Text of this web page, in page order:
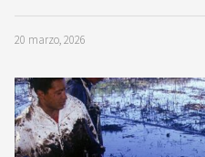
20 marzo, 2026